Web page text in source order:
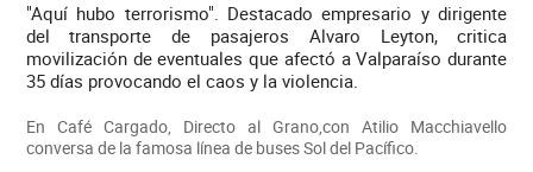
"Aquí hubo terrorismo". Destacado empresario y dirigente
del transporte de pasajeros Alvaro Leyton, critica
movilización de eventuales que afectó a Valparaíso durante
35 días provocando el caos y la violencia.
En Café Cargado, Directo al Grano,con Atilio Macchiavello
conversa de la famosa línea de buses Sol del Pacífico.